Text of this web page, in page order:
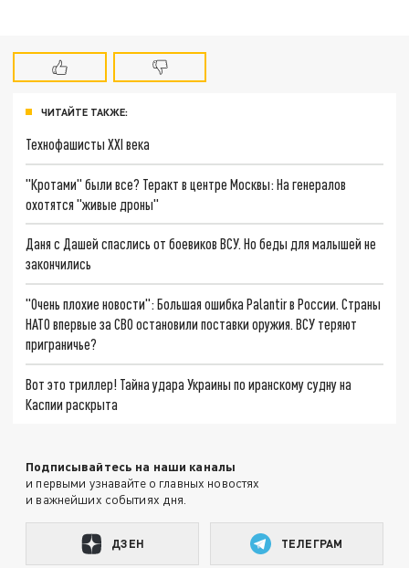
ЧИТАЙТЕ ТАКЖЕ:
Технофашисты XXI века
"Кротами" были все? Теракт в центре Москвы: На генералов
охотятся "живые дроны"
Даня с Дашей спаслись от боевиков ВСУ. Но беды для малышей не
закончились
"Очень плохие новости": Большая ошибка Palantir в России. Страны
НАТО впервые за СВО остановили поставки оружия. ВСУ теряют
приграничье?
Вот это триллер! Тайна удара Украины по иранскому судну на
Каспии раскрыта
Подписывайтесь на наши каналы
и первыми узнавайте о главных новостях
и важнейших событиях дня.
ДЗЕН ТЕЛЕГРАМ